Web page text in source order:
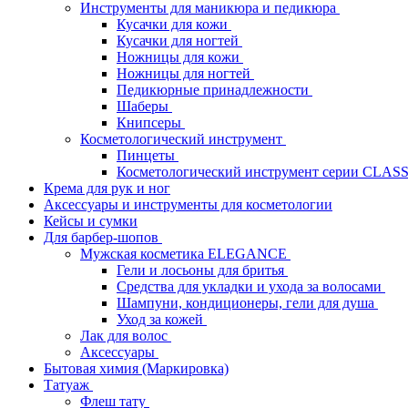
Инструменты для маникюра и педикюра
Кусачки для кожи
Кусачки для ногтей
Ножницы для кожи
Ножницы для ногтей
Педикюрные принадлежности
Шаберы
Книпсеры
Косметологический инструмент
Пинцеты
Косметологический инструмент серии
Крема для рук и ног
Аксессуары и инструменты для косметологии
Кейсы и сумки
Для барбер-шопов
Мужская косметика ELEGANCE
Гели и лосьоны для бритья
Средства для укладки и ухода за волосами
Шампуни, кондиционеры, гели для душа
Уход за кожей
Лак для волос
Аксессуары
Бытовая химия (Маркировка)
Татуаж
Флеш тату